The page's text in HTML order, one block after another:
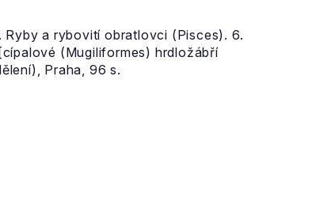
Ryby a rybovití obratlovci (Pisces). 6.
(Mugiliformes) hrdložábří
Praha, 96 s.